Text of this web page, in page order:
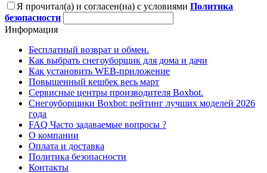
Я прочитал(а) и согласен(на) с условиями Политика
безопасности
Информация
Бесплатный возврат и обмен.
Как выбрать снегоуборщик для дома и дачи
Как установить WEB-приложение
Повышенный кешбек весь март
Сервисные центры производителя Boxbot.
Снегоуборщики Boxbot: рейтинг лучших моделей 2026
года
FAQ Часто задаваемые вопросы ?
О компании
Оплата и доставка
Политика безопасности
Контакты